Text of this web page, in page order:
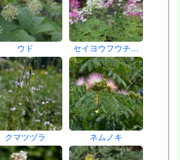
ウド セイヨウフウチ…
クマツヅラ ネムノキ